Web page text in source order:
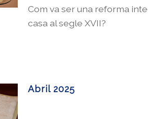
Com va ser una reforma
casa al segle XVII?
Abril 2025